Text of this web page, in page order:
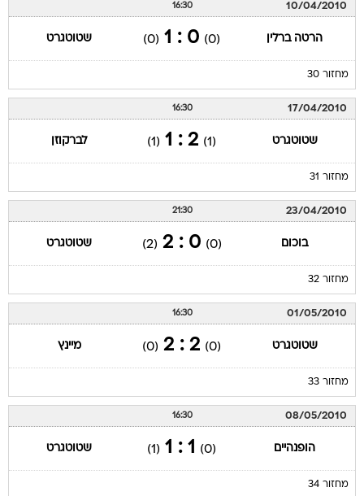
10/04/2010
16:30
הרטה ברלין (0)
0 : 1
(0) שטוטגרט
מחזור 30
17/04/2010
16:30
שטוטגרט (1)
2 : 1
(1) לברקוזן
מחזור 31
23/04/2010
21:30
בוכום (0)
0 : 2
(2) שטוטגרט
מחזור 32
01/05/2010
16:30
שטוטגרט (0)
2 : 2
(0) מיינץ
מחזור 33
08/05/2010
16:30
הופנהיים (0)
1 : 1
(1) שטוטגרט
מחזור 34